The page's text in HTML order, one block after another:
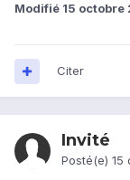
Modifié 15 octobre
Citer
Invité
Posté(e) 15